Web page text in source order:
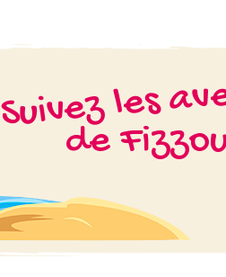
Suivez les
de